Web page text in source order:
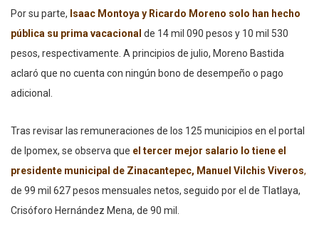
Por su parte, Isaac Montoya y Ricardo Moreno solo han hecho
pública su prima vacacional de 14 mil 090 pesos y 10 mil 530
pesos, respectivamente. A principios de julio, Moreno Bastida
aclaró que no cuenta con ningún bono de desempeño o pago
adicional.
Tras revisar las remuneraciones de los 125 municipios en el portal
de Ipomex, se observa que el tercer mejor salario lo tiene el
presidente municipal de Zinacantepec, Manuel Vilchis Viveros,
de 99 mil 627 pesos mensuales netos, seguido por el de Tlatlaya,
Crisóforo Hernández Mena, de 90 mil.